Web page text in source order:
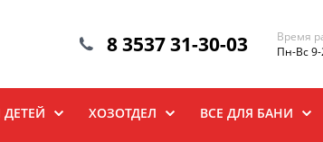
8 3537 31-30-03
Время
Пн-Вс 9-
ДЕТЕЙ ХОЗОТДЕЛ ВСЕ ДЛЯ БАНИ